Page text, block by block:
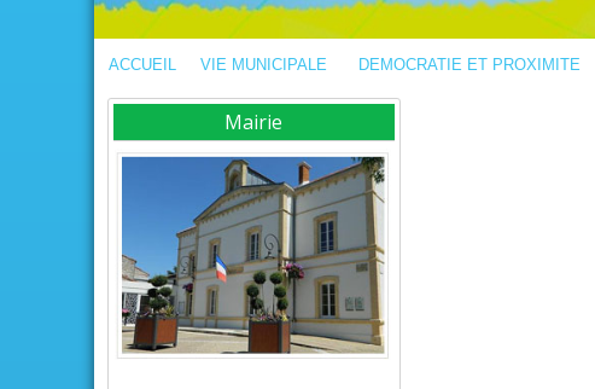
ACCUEIL VIE MUNICIPALE DEMOCRATIE ET PROXIMITE
Mairie